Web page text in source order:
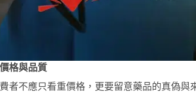
格與品質
者不應只看重價格，更要留意藥品的真偽與